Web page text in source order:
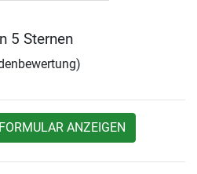
5 Sternen
ANZEIGEN